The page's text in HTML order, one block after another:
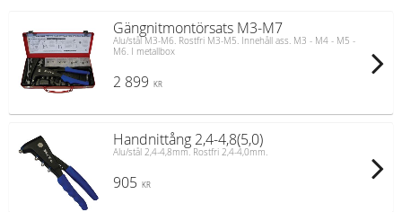
Gängnitmontörsats M3-M7
Alu/stål M3-M6. Rostfri M3-M5. Innehåll ass. M3 - M4 - M5 -
M6. I metallbox
2 899 KR
Handnittång 2,4-4,8(5,0)
Alu/stål 2,4-4,8mm. Rostfri 2,4-4,0mm.
905 KR